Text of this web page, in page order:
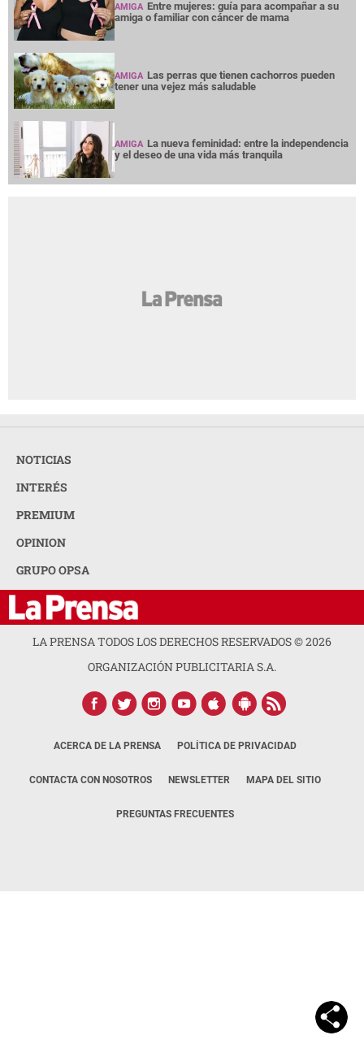
AMIGA Entre mujeres: guía para acompañar a su
amiga o familiar con cáncer de mama
AMIGA Las perras que tienen cachorros pueden
tener una vejez más saludable
AMIGA La nueva feminidad: entre la independencia
y el deseo de una vida más tranquila
NOTICIAS
INTERÉS
PREMIUM
OPINION
GRUPO OPSA
LA PRENSA TODOS LOS DERECHOS RESERVADOS ©2026
ORGANIZACIÓN PUBLICITARIA S.A.
ACERCA DE LA PRENSA POLÍTICA DE PRIVACIDAD
CONTACTA CON NOSOTROS NEWSLETTER MAPA DEL SITIO
PREGUNTAS FRECUENTES